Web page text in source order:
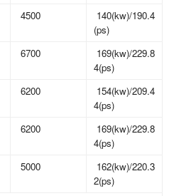
4500
140(kw)/190.4
(ps)
6700
169(kw)/229.8
4(ps)
6200
154(kw)/209.4
4(ps)
6200
169(kw)/229.8
4(ps)
5000
162(kw)/220.3
2(ps)